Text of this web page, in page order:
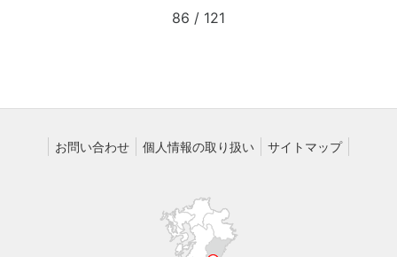
86 / 121
お問い合わせ 個人情報の取り扱い サイトマップ